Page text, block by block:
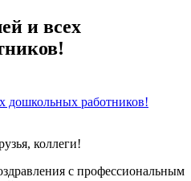
и всех
коллеги!
с профессиональным